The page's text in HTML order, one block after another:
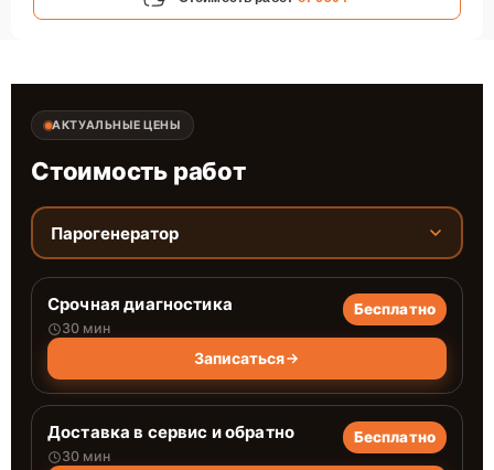
АКТУАЛЬНЫЕ ЦЕНЫ
Стоимость работ
Парогенератор
Срочная диагностика
30 мин
Бесплатно
Записаться
Доставка в сервис и обратно
30 мин
Бесплатно